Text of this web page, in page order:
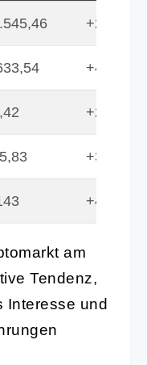
+2,72
+4,14
+2,71
+3,94
+4,50
am
Tendenz,
Interesse und